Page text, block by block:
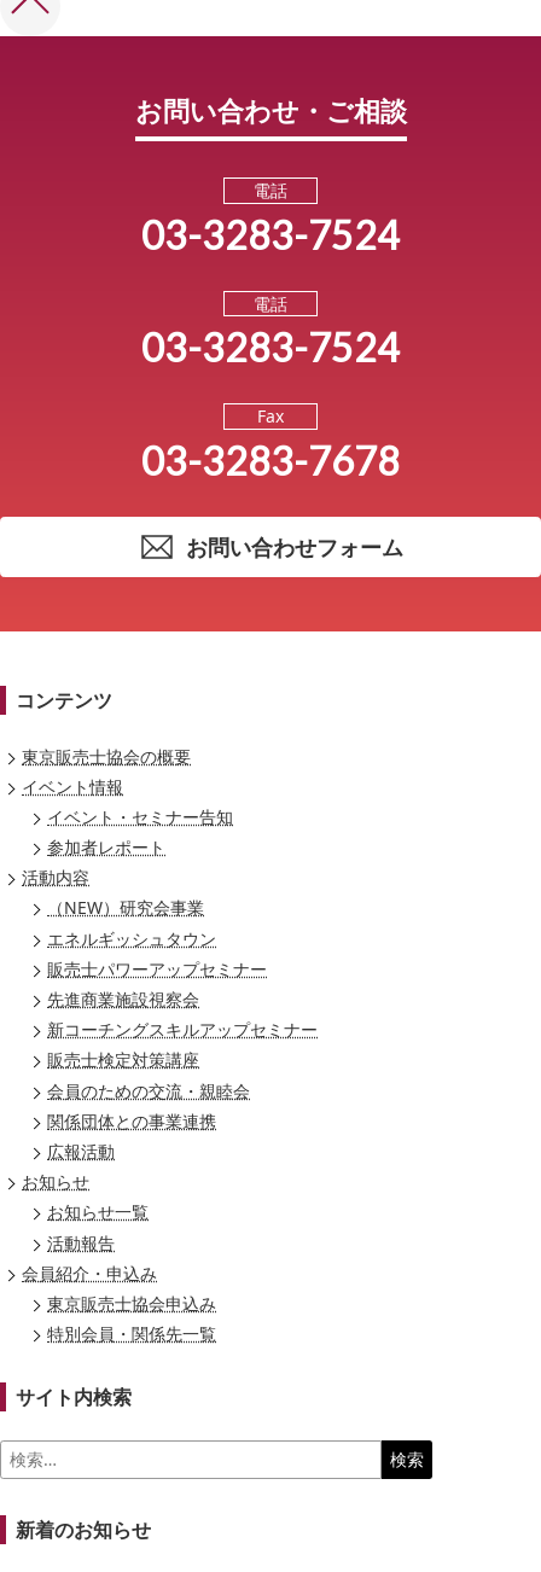
お問い合わせ・ご相談
電話
03-3283-7524
電話
03-3283-7524
Fax
03-3283-7678
お問い合わせフォーム
コンテンツ
東京販売士協会の概要
イベント情報
イベント・セミナー告知
参加者レポート
活動内容
（NEW）研究会事業
エネルギッシュタウン
販売士パワーアップセミナー
先進商業施設視察会
新コーチングスキルアップセミナー
販売士検定対策講座
会員のための交流・親睦会
関係団体との事業連携
広報活動
お知らせ
お知らせ一覧
活動報告
会員紹介・申込み
東京販売士協会申込み
特別会員・関係先一覧
サイト内検索
検
索:
新着のお知らせ